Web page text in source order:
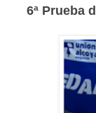
6ª Prueba